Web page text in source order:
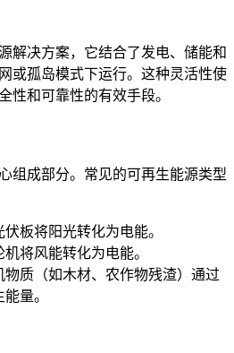
解决方案，它结合了发电、储能和
或孤岛模式下运行。这种灵活性使
性和可靠性的有效手段。
组成部分。常见的可再生能源类型
板将阳光转化为电能。
将风能转化为电能。
物质（如木材、农作物残渣）通过
量。